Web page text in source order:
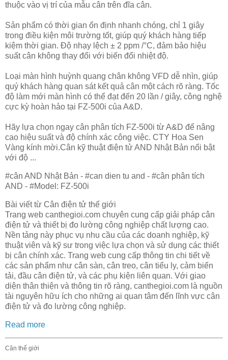
thuộc vào vị trí của mẫu cân trên đĩa cân.
Sản phẩm có thời gian ổn định nhanh chóng, chỉ 1 giây
trong điều kiện môi trường tốt, giúp quý khách hàng tiếp
kiệm thời gian. Độ nhạy lệch ± 2 ppm /°C, đảm bảo hiệu
suất cân không thay đổi với biến đổi nhiệt độ.
Loại màn hình huỳnh quang chân không VFD dễ nhìn, giúp
quý khách hàng quan sát kết quả cân một cách rõ ràng. Tốc
độ làm mới màn hình có thể đạt đến 20 lần / giây, công nghệ
cực kỳ hoàn hảo tại FZ-500i của A&D.
Hãy lựa chọn ngay cân phân tích FZ-500i từ A&D để nâng
cao hiệu suất và độ chính xác công việc. CTY Hoa Sen
Vàng kính mời.Cân kỹ thuật điện tử AND Nhật Bản nổi bật
với độ ...
#cân AND Nhật Bản - #can dien tu and - #cân phân tích
AND - #Model: FZ-500i
Bài viết từ Cân điện tử thế giới
Trang web canthegioi.com chuyên cung cấp giải pháp cân
điện tử và thiết bị đo lường công nghiệp chất lượng cao.
Nền tảng này phục vụ nhu cầu của các doanh nghiệp, kỹ
thuật viên và kỹ sư trong việc lựa chọn và sử dụng các thiết
bị cân chính xác. Trang web cung cấp thông tin chi tiết về
các sản phẩm như cân sàn, cân treo, cân tiểu ly, cảm biến
tải, đầu cân điện tử, và các phụ kiện liên quan. Với giao
diện thân thiện và thông tin rõ ràng, canthegioi.com là nguồn
tài nguyên hữu ích cho những ai quan tâm đến lĩnh vực cân
điện tử và đo lường công nghiệp.
Read more
Cân thế giới